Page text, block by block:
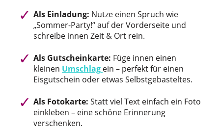
Als Einladung: Nutze einen Spruch wie
„Sommer-Party!“ auf der Vorderseite und
schreibe innen Zeit & Ort rein.
Als Gutscheinkarte: Füge innen einen
kleinen Umschlag ein – perfekt für einen
Eisgutschein oder etwas Selbstgebasteltes.
Als Fotokarte: Statt viel Text einfach ein Foto
einkleben – eine schöne Erinnerung
verschenken.